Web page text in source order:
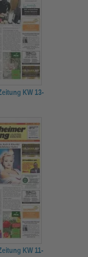
KW 13-
KW 11-